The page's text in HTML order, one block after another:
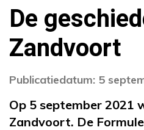
De
Zandvoort
Publicatiedatum: 5
Op 5 september 2021
Zandvoort. De